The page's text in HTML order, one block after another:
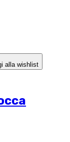
alla wishlist